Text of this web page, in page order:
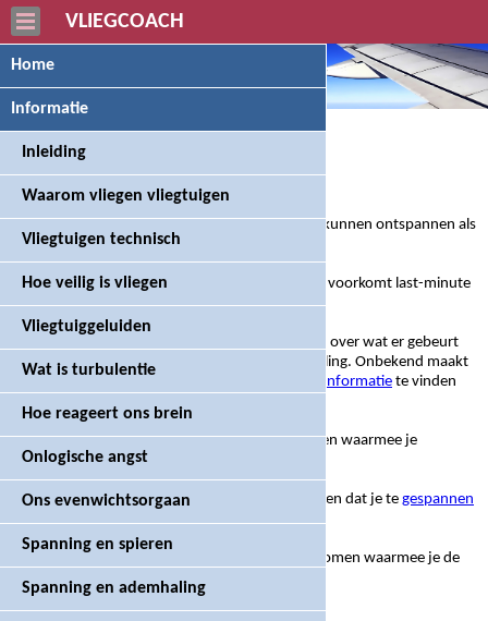
VLIEGCOACH
Home
Informatie
Inleiding
Waarom vliegen vliegtuigen
Vliegtuigen technisch
Hoe veilig is vliegen
Vliegtuiggeluiden
Wat is turbulentie
Hoe reageert ons brein
Onlogische angst
Ons evenwichtsorgaan
Spanning en spieren
Spanning en ademhaling
Inleiding
Je kunt zelf een aantal dingen doen om beter te kunnen ontspannen als
je op vliegreis gaat.
Plan jevoorbereidingenzo goed mogelijk in. Dat voorkomt last-minute
stress.
Hoewel het misschien een open deur is, is kennis over wat er gebeurt
tijdens het vliegen een grote bron van geruststelling. Onbekend maakt
informatie te vinden
Voor en tijdens je vliegreis kan jeoefeningendoen waarmee je
spanning in je spieren
Ook is eenoefeningopgenomen om te voorkomen dat je te gespannen
opgenomen waarmee je de
kans op trombose
vermindert